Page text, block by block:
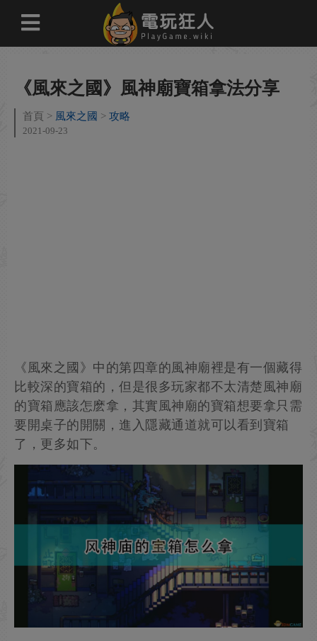
《風來之國》風神廟寶箱拿法分享
首頁 風來之國 攻略
2021-09-23
《風來之國》中的第四章的風神廟裡是有一個藏得
比較深的寶箱的，但是很多玩家都不太清楚風神廟
的寶箱應該怎麽拿，其實風神廟的寶箱想要拿只需
要開桌子的開關，進入隱藏通道就可以看到寶箱
了，更多如下。